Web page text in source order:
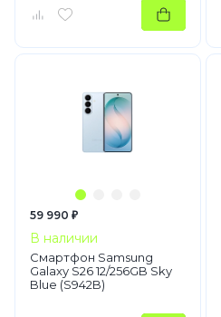
59 990 ₽
В наличии
Смартфон Samsung
Galaxy S26 12/256GB Sky
Blue (S942B)